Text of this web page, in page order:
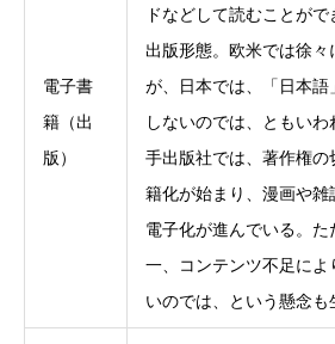
電子書
籍（出
版）
ドなどして読むことが
出版形態。欧米では徐
が、日本では、「日本
しないのでは、ともい
手出版社では、著作権
籍化が始まり、漫画や雑
電子化が進んでいる。
一、コンテンツ不足に
いのでは、という懸念も